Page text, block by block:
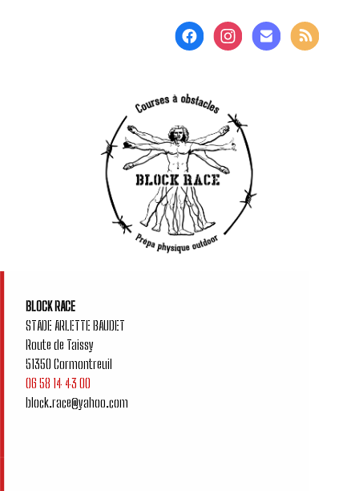
BLOCK RACE
STADE ARLETTE BAUDET
Route de Taissy
51350 Cormontreuil
06 58 14 43 00
block.race@yahoo.com